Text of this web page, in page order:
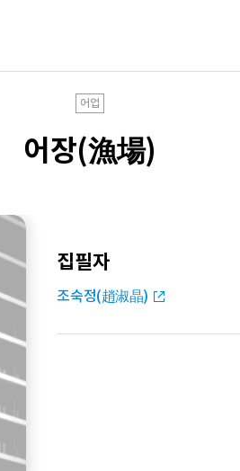
어업
어장(漁場)
집필자
조숙정(趙淑晶)